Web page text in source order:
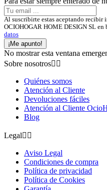
Al suscribirte estas aceptando recibir
OCIOHOGAR HOME DESIGN SL en
datos
¡Me apunto!
No mostrar esta ventana
Sobre nosotros 
Quiénes somos
Atención al Cliente
Devoluciones fáciles
Atención al Cliente
Blog
Legal 
Aviso Legal
Condiciones de compra
Política de privacidad
Política de Cookies